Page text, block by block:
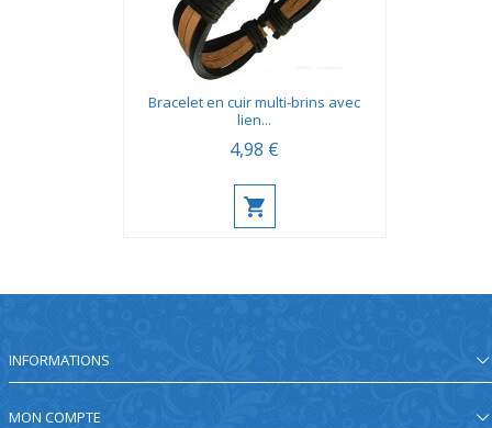
Bracelet en cuir multi-brins avec
lien...
4,98 €
INFORMATIONS
MON COMPTE